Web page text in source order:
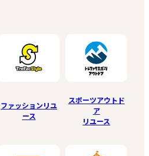
ファッションリユ
ース
スポーツアウトド
ア
リユース